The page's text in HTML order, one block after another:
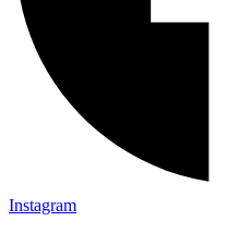
Instagram